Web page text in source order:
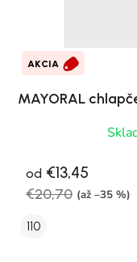
AKCIA
MAYORAL
od €13,45
€20,70 (až –35 %)
110